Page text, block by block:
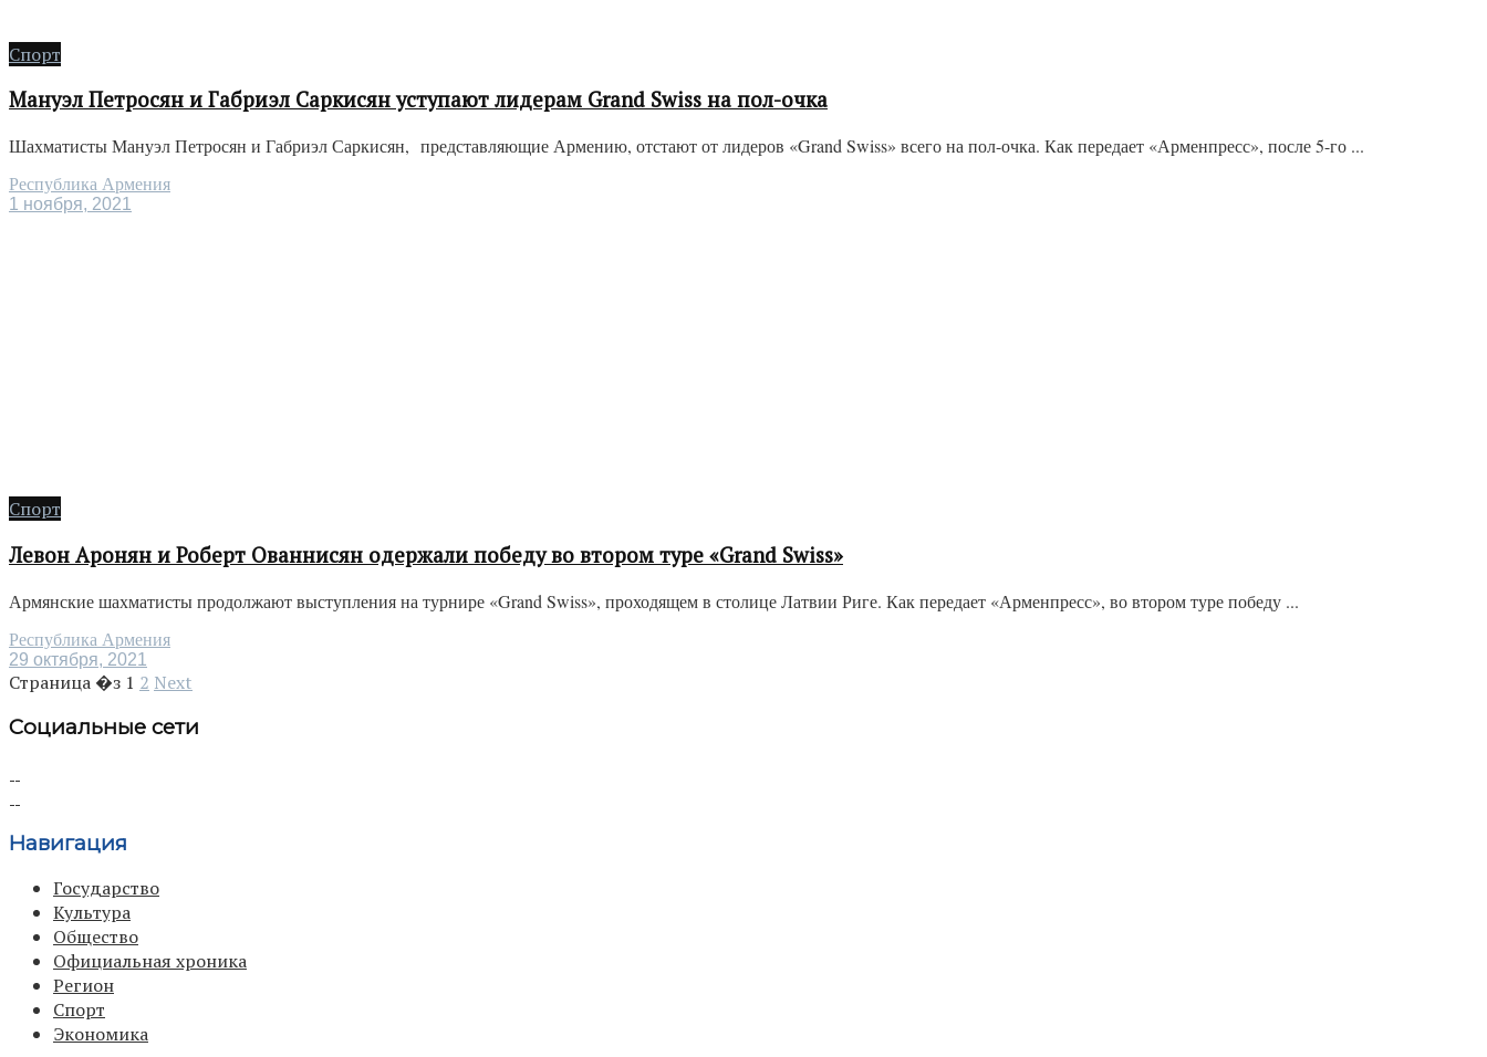
Спорт
Мануэл Петросян и Габриэл Саркисян уступают лидерам Grand Swiss на пол-очка
Шахматисты Мануэл Петросян и Габриэл Саркисян, представляющие Армению, отстают от лидеров «Grand Swiss» всего на пол-очка. Как передает «Арменпресс», после 5-го ...
Республика Армения
1 ноября, 2021
Спорт
Левон Аронян и Роберт Ованнисян одержали победу во втором туре «Grand Swiss»
Армянские шахматисты продолжают выступления на турнире «Grand Swiss», проходящем в столице Латвии Риге. Как передает «Арменпресс», во втором туре победу ...
Республика Армения
29 октября, 2021
Страница �з 1 2 Next
Социальные сети
Навигация
Государство
Культура
Общество
Официальная хроника
Регион
Спорт
Экономика